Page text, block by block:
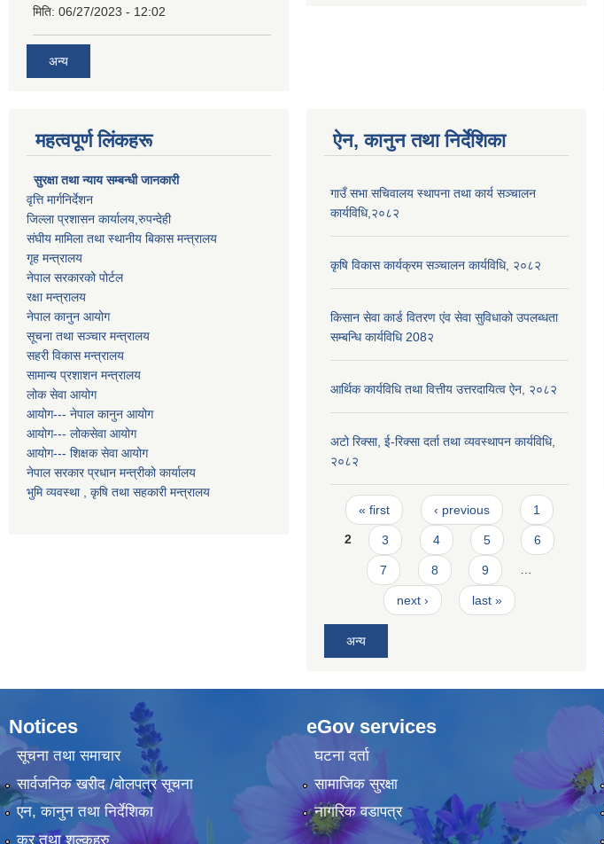
मिति: 06/27/2023 - 12:02
अन्य
महत्वपूर्ण लिंकहरू
सुरक्षा तथा न्याय सम्बन्धी जानकारी
वृत्ति मार्गनिर्देशन
जिल्ला प्रशासन कार्यालय,रुपन्देही
संघीय मामिला तथा स्थानीय बिकास मन्त्रालय
गृह मन्त्रालय
नेपाल सरकारको पोर्टल
रक्षा मन्त्रालय
नेपाल कानुन आयोग
सूचना तथा सञ्चार मन्त्रालय
सहरी विकास मन्त्रालय
सामान्य प्रशाशन मन्त्रालय
लोक सेवा आयोग
आयोग--- नेपाल कानुन आयोग
आयोग--- लोकसेवा आयोग
आयोग--- शिक्षक सेवा आयोग
नेपाल सरकार प्रधान मन्त्रीको कार्यालय
भुमि व्यवस्था , कृषि तथा सहकारी मन्त्रालय
ऐन, कानुन तथा निर्देशिका
गाउँ सभा सचिवालय स्थापना तथा कार्य सञ्चालन
कार्यविधि,२०८२
कृषि विकास कार्यक्रम सञ्चालन कार्यविधि, २०८२
किसान सेवा कार्ड वितरण एंव सेवा सुविधाको उपलब्धता
सम्बन्धि कार्यविधि 208२
आर्थिक कार्यविधि तथा वित्तीय उत्तरदायित्व ऐन, २०८२
अटो रिक्सा, ई-रिक्सा दर्ता तथा व्यवस्थापन कार्यविधि,
२०८२
Pages
« first ‹ previous 1
2 3 4 5 6
7 8 9 …
next › last »
अन्य
Notices
सूचना तथा समाचार
सार्वजनिक खरीद /बोलपत्र सूचना
एन, कानुन तथा निर्देशिका
कर तथा शुल्कहरु
eGov services
घटना दर्ता
सामाजिक सुरक्षा
नागरिक वडापत्र